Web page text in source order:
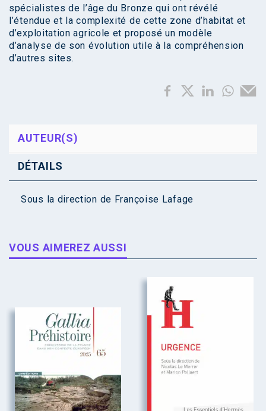
spécialistes de l’âge du Bronze qui ont révélé
l’étendue et la complexité de cette zone d’habitat et
d’exploitation agricole et proposé un modèle
d’analyse de son évolution utile à la compréhension
d’autres sites.
AUTEUR(S)
DÉTAILS
Sous la direction de Françoise Lafage
VOUS AIMEREZ AUSSI